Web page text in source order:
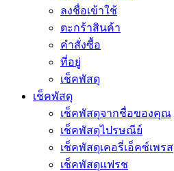
ลงชื่อเข้าใช้
ตะกร้าสินค้า
คำสั่งซื้อ
ที่อยู่
เช็คพัสดุ
เช็คพัสดุ
เช็คพัสดุจากชื่อของคุณ
เช็คพัสดุไปรษณีย์
เช็คพัสดุเคอรี่เอ็คซ์เพรส
เช็คพัสดุแฟรช